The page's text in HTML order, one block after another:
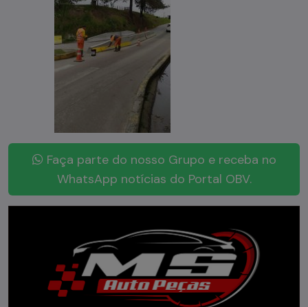
Faça parte do nosso Grupo e receba no
WhatsApp notícias do Portal OBV.